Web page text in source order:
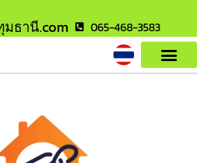
ธานี.com 065-468-3583